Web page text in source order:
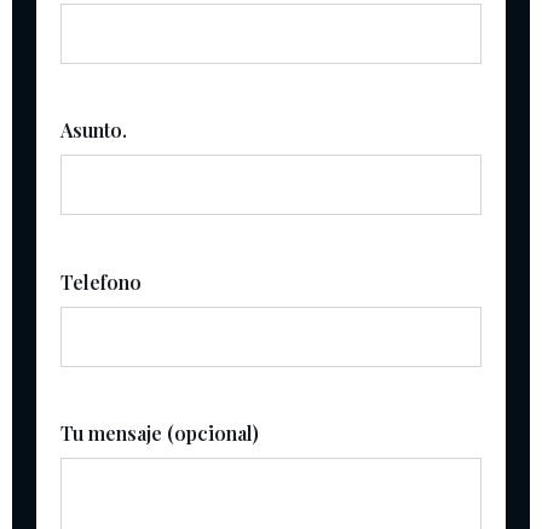
Asunto.
Telefono
Tu mensaje (opcional)